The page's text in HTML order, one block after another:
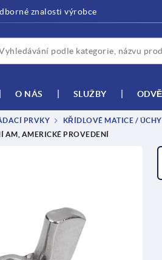
znalosti výrobce
O NÁS SLUŽBY
PRVKY KŘÍDLOVÉ MATICE /
AM, AMERICKÉ PROVEDENÍ